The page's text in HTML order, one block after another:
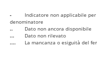
-
Indicatore non applicabile
denominatore
..
Dato non ancora disponibile
...
Dato non rilevato
....
La mancanza o esiguità del